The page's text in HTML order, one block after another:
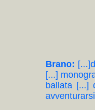
Brano:
[...]
ballata [...]